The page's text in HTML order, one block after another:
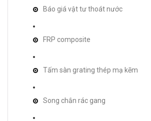
Báo giá vật tư thoát nước
FRP composite
Tấm sàn grating thép mạ kẽm
Song chắn rác gang